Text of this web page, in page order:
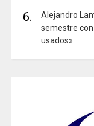
6.
Alejandro
semestre con
usados»